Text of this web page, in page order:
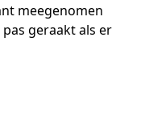
meegenomen
geraakt als er